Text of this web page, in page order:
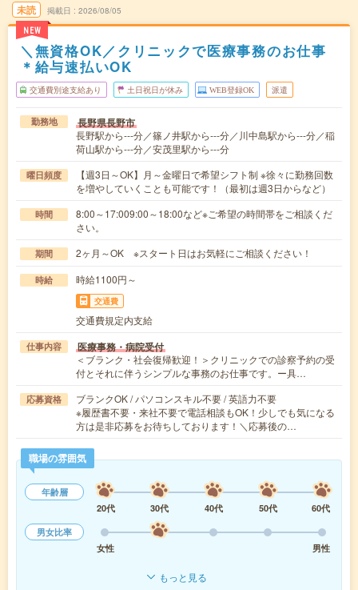
未読
NEW
掲載日 2026/08/05
＼無資格OK／クリニックで医療事務のお仕事
＊給与速払いOK
交通費別途支給あり 土日祝日が休み WEB登録OK 派遣
勤務地 長野県長野市
長野駅から---分／篠ノ井駅から---分／川中島駅から---分／稲
荷山駅から---分／安茂里駅から---分
曜日頻度
【週3日～OK】月～金曜日で希望シフト制 ※徐々に勤務回数
を増やしていくことも可能です！（最初は週3日からなど）
時間
8:00～17:009:00～18:00など※ご希望の時間帯をご相談くだ
さい。
期間 2ヶ月～OK ※スタート日はお気軽にご相談ください！
時給 時給1100円～
交通費
交通費規定内支給
仕事内容 医療事務・病院受付
＜ブランク・社会復帰歓迎！＞クリニックでの診察予約の受
付とそれに伴うシンプルな事務のお仕事です。ー具…
応募資格
ブランクOK / パソコンスキル不要 / 英語力不要
※履歴書不要・来社不要で電話相談もOK！少しでも気になる
方は是非応募をお待ちしております！＼応募後の…
職場の雰囲気
年齢層
20代
30代 40代 50代
60代
男女比率
女性
男性
もっと見る